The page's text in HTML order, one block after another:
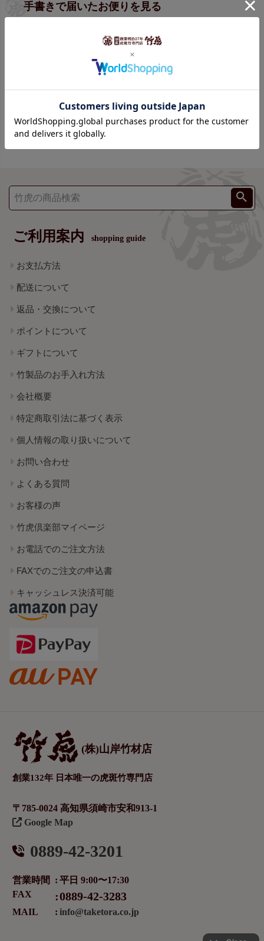
手書きで届いたお便りを見る
手書きの声をもっと見る >>>
ご利用案内 shopping guide
お支払方法
配送について
返品・交換について
ポイントについて
ギフトについて
竹製品のお手入れ方法
会社概要
特定商取引法に基づく表示
個人情報の取り扱いについて
お問い合わせ
よくある質問
お客様の声
竹虎倶楽部マイページ
お電話でのご注文方法
FAXでのご注文の申込書
キャッシュレス決済可能
(株)山岸竹材店
創業132年 日本唯一の虎斑竹専門店
〒785-0024 高知県須崎市安和913-1
Google Map
0889-42-3201
営業時間
平日 9:00〜17:30
FAX
0889-42-3283
MAIL info@taketora.co.jp